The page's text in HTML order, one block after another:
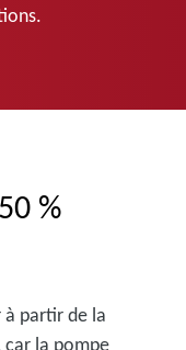
%
partir de la
la pompe